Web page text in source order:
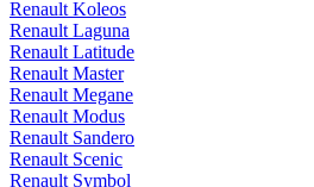
Renault Koleos
Renault Laguna
Renault Latitude
Renault Master
Renault Megane
Renault Modus
Renault Sandero
Renault Scenic
Renault Symbol